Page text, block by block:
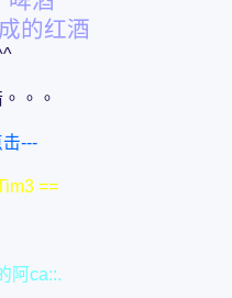
的红酒
。。
---
==
阿ca::.